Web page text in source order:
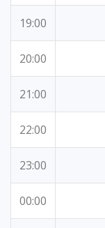
19:00
20:00
21:00
22:00
23:00
00:00